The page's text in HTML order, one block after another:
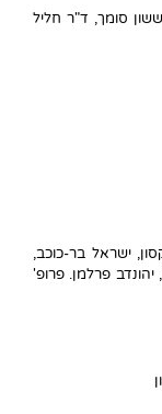
סומך, ד"ר חליל
ישראל בר-כוכב,
יהונדב פרלמן. פרופ'